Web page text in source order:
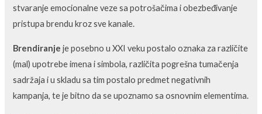
stvaranje emocionalne veze sa potrošačima i obezbeđivanje
pristupa brendu kroz sve kanale.
Brendiranje je posebno u XXI veku postalo oznaka za različite
(mal) upotrebe imena i simbola, različita pogrešna tumačenja
sadržaja i u skladu sa tim postalo predmet negativnih
kampanja, te je bitno da se upoznamo sa osnovnim elementima.